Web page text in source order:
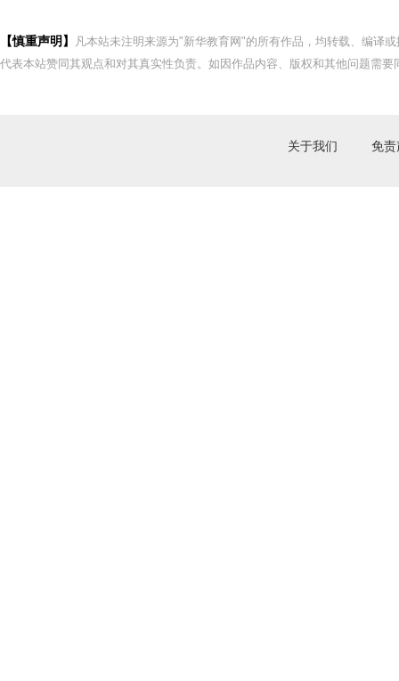
【慎重声明】
凡本站未注明来源为"新华教育网"的所有作品，均转载、编译
代表本站赞同其观点和对其真实性负责。如因作品内容、版权和其他问题需
关于我们 免责